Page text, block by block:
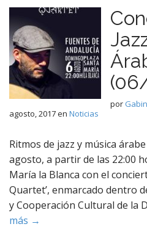
por
agosto, 2017en Noticias
Ritmos de jazz y música
agosto, a partir de las 22:00
María la Blanca con el
Quartet’, enmarcado dentro
y Cooperación Cultural de la
más →